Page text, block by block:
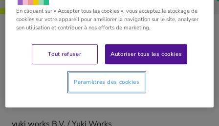
(opens
in
new
tab)
D’application et applicable pour toutes les entités
En cliquant sur « Accepter tous les cookies », vous acceptez le stockage de
cookies sur votre appareil pour améliorer la navigation sur le site, analyser
son utilisation et contribuer à nos efforts de marketing.
Tout refuser Autoriser tous les cookies
Paramètres des cookies